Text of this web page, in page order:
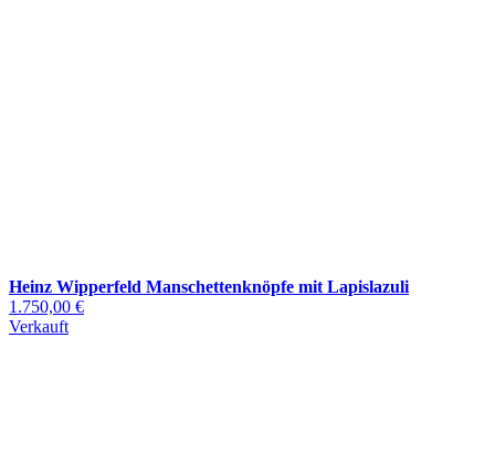
Heinz Wipperfeld Manschettenknöpfe mit Lapislazuli
1.750,00 €
Verkauft